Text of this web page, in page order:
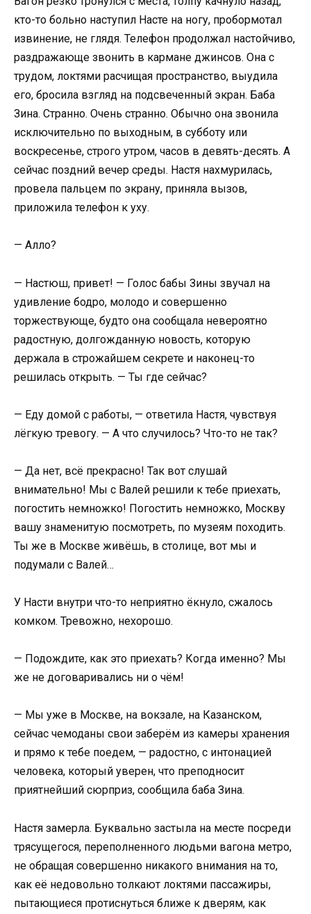
кто-то больно наступил Насте на ногу, пробормотал
извинение, не глядя. Телефон продолжал настойчиво,
раздражающе звонить в кармане джинсов. Она с
трудом, локтями расчищая пространство, выудила
его, бросила взгляд на подсвеченный экран. Баба
Зина. Странно. Очень странно. Обычно она звонила
исключительно по выходным, в субботу или
воскресенье, строго утром, часов в девять-десять. А
сейчас поздний вечер среды. Настя нахмурилась,
провела пальцем по экрану, приняла вызов,
приложила телефон к уху.
— Алло?
— Настюш, привет! — Голос бабы Зины звучал на
удивление бодро, молодо и совершенно
торжествующе, будто она сообщала невероятно
радостную, долгожданную новость, которую
держала в строжайшем секрете и наконец-то
решилась открыть. — Ты где сейчас?
— Еду домой с работы, — ответила Настя, чувствуя
лёгкую тревогу. — А что случилось? Что-то не так?
— Да нет, всё прекрасно! Так вот слушай
внимательно! Мы с Валей решили к тебе приехать,
погостить немножко! Погостить немножко, Москву
вашу знаменитую посмотреть, по музеям походить.
Ты же в Москве живёшь, в столице, вот мы и
подумали с Валей…
У Насти внутри что-то неприятно ёкнуло, сжалось
комком. Тревожно, нехорошо.
— Подождите, как это приехать? Когда именно? Мы
же не договаривались ни о чём!
— Мы уже в Москве, на вокзале, на Казанском,
сейчас чемоданы свои заберём из камеры хранения
и прямо к тебе поедем, — радостно, с интонацией
человека, который уверен, что преподносит
приятнейший сюрприз, сообщила баба Зина.
Настя замерла. Буквально застыла на месте посреди
трясущегося, переполненного людьми вагона метро,
не обращая совершенно никакого внимания на то,
как её недовольно толкают локтями пассажиры,
пытающиеся протиснуться ближе к дверям, как